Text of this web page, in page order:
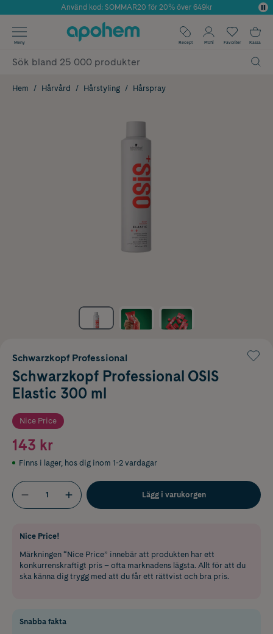
Årets Butik 2025 inom Skönhet
Använd kod: SOMMAR20 för 20% över 649kr
✓ Fri frakt
✓ Poäng på alla köp*
Meny Recept Profil Favoriter Kassa
Hem Hårvård Hårstyling Hårspray
Schwarzkopf Professional
Schwarzkopf Professional OSIS
Elastic 300 ml
Nice Price
143 kr
Finns i lager, hos dig inom 1-2 vardagar
Lägg i varukorgen
Nice Price!
Märkningen “Nice Price” innebär att produkten har ett
konkurrenskraftigt pris – ofta marknadens lägsta. Allt för att du
ska känna dig trygg med att du får ett rättvist och bra pris.
Snabba fakta